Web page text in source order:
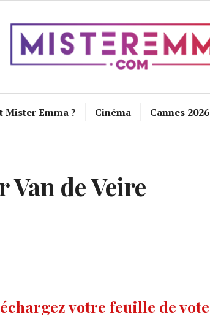
Mister Emma ? Cinéma Cannes 2026
Van de Veire
votre feuille de vote